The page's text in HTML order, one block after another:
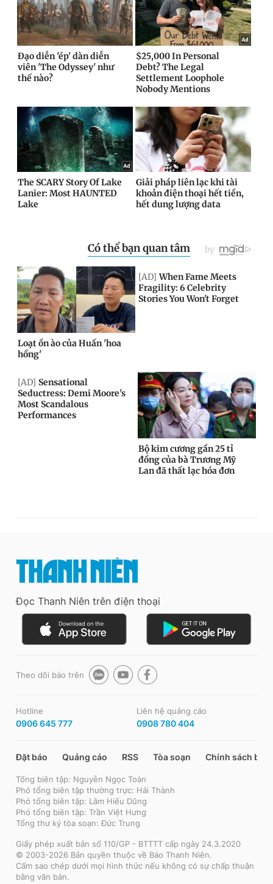
Đọc Thanh Niên trên điện thoại
Theo dõi báo trên
Hotline
0906 645 777
Liên hệ quảng cáo
0908 780 404
Đặt báo Quảng cáo RSS Tòa soạn Chính sách bảo
Tổng biên tập: Nguyễn Ngọc Toàn
Phó tổng biên tập thường trực: Hải Thành
Phó tổng biên tập: Lâm Hiếu Dũng
Phó tổng biên tập: Trần Việt Hưng
Tổng thư ký tòa soạn: Đức Trung
Giấy phép xuất bản số 110/GP - BTTTT cấp ngày 24.3.2020
© 2003-2026 Bản quyền thuộc về Báo Thanh Niên.
Cấm sao chép dưới mọi hình thức nếu không có sự chấp thuận
bằng văn bản.